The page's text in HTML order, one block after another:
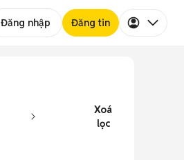
Đăng nhập Đăng tin
Xoá
lọc